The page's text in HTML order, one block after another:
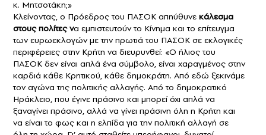
κ. Μητσοτάκη;»
Κλείνοντας, ο Πρόεδρος του ΠΑΣΟΚ απηύθυνε κάλεσμα
στους πολίτες να εμπιστευτούν το Κίνημα και το επίτευγμα
των ευρωεκλογών με την πρωτιά του ΠΑΣΟΚ σε εκλογικές
περιφέρειες στην Κρήτη να διευρυνθεί: «Ο ήλιος του
ΠΑΣΟΚ δεν είναι απλά ένα σύμβολο, είναι χαραγμένος στην
καρδιά κάθε Κρητικού, κάθε δημοκράτη. Από εδώ ξεκινάμε
τον αγώνα της πολιτικής αλλαγής. Από το δημοκρατικό
Ηράκλειο, που έγινε πράσινο και μπορεί όχι απλά να
ξαναγίνει πράσινο, αλλά να γίνει πράσινη όλη η Κρήτη και
να είναι το φως και η ελπίδα για την πολιτική αλλαγή σε